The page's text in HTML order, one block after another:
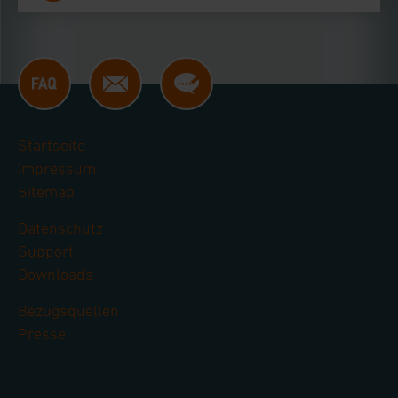
Startseite
Impressum
Sitemap
Datenschutz
Support
Downloads
Bezugsquellen
Presse